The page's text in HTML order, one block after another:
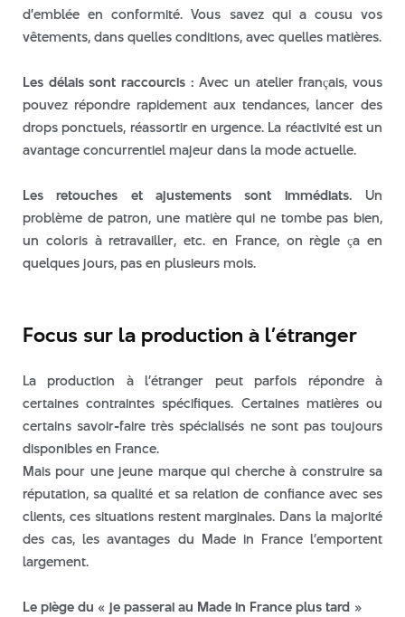
d’emblée en conformité. Vous savez qui a cousu vos
vêtements, dans quelles conditions, avec quelles matières.
Les délais sont raccourcis : Avec un atelier français, vous
pouvez répondre rapidement aux tendances, lancer des
drops ponctuels, réassortir en urgence. La réactivité est un
avantage concurrentiel majeur dans la mode actuelle.
Les retouches et ajustements sont immédiats. Un
problème de patron, une matière qui ne tombe pas bien,
un coloris à retravailler, etc. en France, on règle ça en
quelques jours, pas en plusieurs mois.
Focus sur la production à l’étranger
La production à l’étranger peut parfois répondre à
certaines contraintes spécifiques. Certaines matières ou
certains savoir-faire très spécialisés ne sont pas toujours
disponibles en France.
Mais pour une jeune marque qui cherche à construire sa
réputation, sa qualité et sa relation de confiance avec ses
clients, ces situations restent marginales. Dans la majorité
des cas, les avantages du Made in France l’emportent
largement.
Le piège du « je passerai au Made in France plus tard »